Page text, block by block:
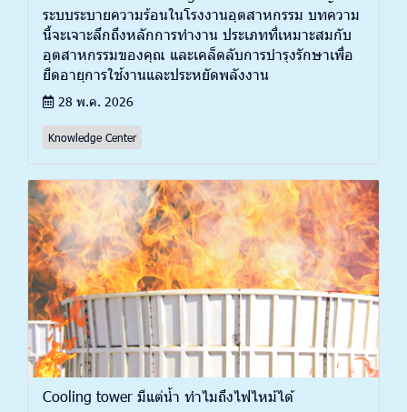
ระบบระบายความร้อนในโรงงานอุตสาหกรรม บทความ
นี้จะเจาะลึกถึงหลักการทำงาน ประเภทที่เหมาะสมกับ
อุตสาหกรรมของคุณ และเคล็ดลับการบำรุงรักษาเพื่อ
ยืดอายุการใช้งานและประหยัดพลังงาน
28 พ.ค. 2026
Knowledge Center
Cooling tower มีแต่น้ำ ทำไมถึงไฟไหม้ได้